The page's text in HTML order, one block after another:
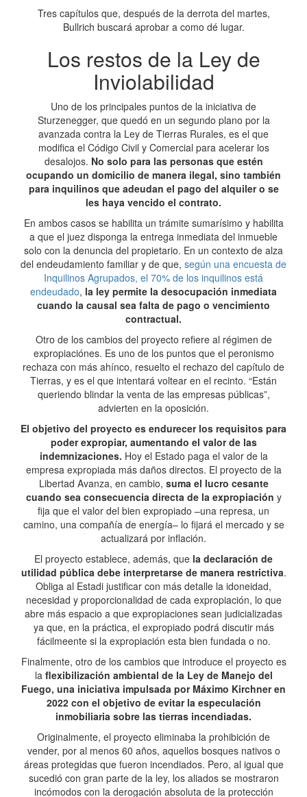
Tres capítulos que, después de la derrota del martes,
Bullrich buscará aprobar a como dé lugar.
Los restos de la Ley de
Inviolabilidad
Uno de los principales puntos de la iniciativa de
Sturzenegger, que quedó en un segundo plano por la
avanzada contra la Ley de Tierras Rurales, es el que
modifica el Código Civil y Comercial para acelerar los
desalojos. No solo para las personas que estén
ocupando un domicilio de manera ilegal, sino también
para inquilinos que adeudan el pago del alquiler o se
les haya vencido el contrato.
En ambos casos se habilita un trámite sumarísimo y habilita
a que el juez disponga la entrega inmediata del inmueble
solo con la denuncia del propietario. En un contexto de alza
del endeudamiento familiar y de que, según una encuesta de
Inquilinos Agrupados, el 70% de los inquilinos está
endeudado, la ley permite la desocupación inmediata
cuando la causal sea falta de pago o vencimiento
contractual.
Otro de los cambios del proyecto refiere al régimen de
expropiaciónes. Es uno de los puntos que el peronismo
rechaza con más ahínco, resuelto el rechazo del capítulo de
Tierras, y es el que intentará voltear en el recinto. “Están
queriendo blindar la venta de las empresas públicas”,
advierten en la oposición.
El objetivo del proyecto es endurecer los requisitos para
poder expropiar, aumentando el valor de las
indemnizaciones. Hoy el Estado paga el valor de la
empresa expropiada más daños directos. El proyecto de la
Libertad Avanza, en cambio, suma el lucro cesante
cuando sea consecuencia directa de la expropiación y
fija que el valor del bien expropiado –una represa, un
camino, una compañía de energía– lo fijará el mercado y se
actualizará por inflación.
El proyecto establece, además, que la declaración de
utilidad pública debe interpretarse de manera restrictiva.
Obliga al Estadi justificar con más detalle la idoneidad,
necesidad y proporcionalidad de cada expropiación, lo que
abre más espacio a que expropiaciones sean judicializadas
ya que, en la práctica, el expropiado podrá discutir más
fácilmeente si la expropiación esta bien fundada o no.
Finalmente, otro de los cambios que introduce el proyecto es
la flexibilización ambiental de la Ley de Manejo del
Fuego, una iniciativa impulsada por Máximo Kirchner en
2022 con el objetivo de evitar la especulación
inmobiliaria sobre las tierras incendiadas.
Originalmente, el proyecto eliminaba la prohibición de
vender, por al menos 60 años, aquellos bosques nativos o
áreas protegidas que fueron incendiados. Pero, al igual que
sucedió con gran parte de la ley, los aliados se mostraron
incómodos con la derogación absoluta de la protección